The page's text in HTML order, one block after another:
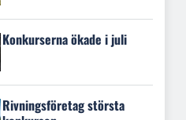
Konkurserna ökade i juli
Rivningsföretag största